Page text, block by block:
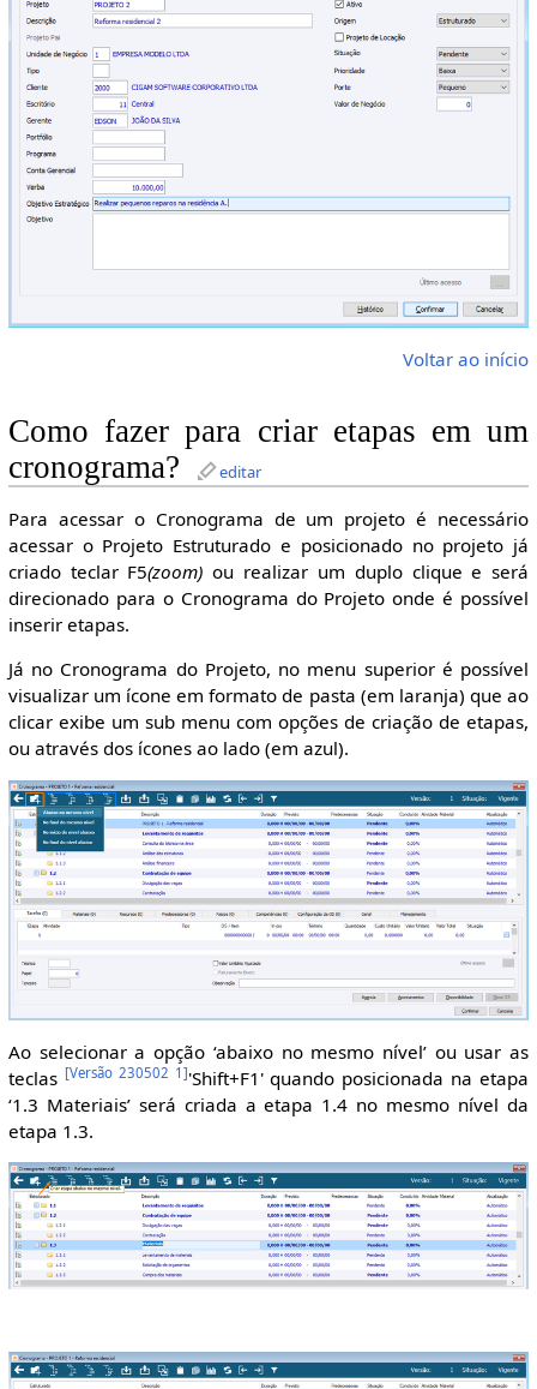
Voltar ao início
Como fazer para criar etapas em um
cronograma?
editar
Para acessar o Cronograma de um projeto é necessário
acessar o Projeto Estruturado e posicionado no projeto já
criado teclar F5(zoom) ou realizar um duplo clique e será
direcionado para o Cronograma do Projeto onde é possível
inserir etapas.
Já no Cronograma do Projeto, no menu superior é possível
visualizar um ícone em formato de pasta (em laranja) que ao
clicar exibe um sub menu com opções de criação de etapas,
ou através dos ícones ao lado (em azul).
Ao selecionar a opção ‘abaixo no mesmo nível’ ou usar as
teclas [Versão 230502 1 ]'Shift+F1' quando posicionada na etapa
‘1.3 Materiais’ será criada a etapa 1.4 no mesmo nível da
etapa 1.3.